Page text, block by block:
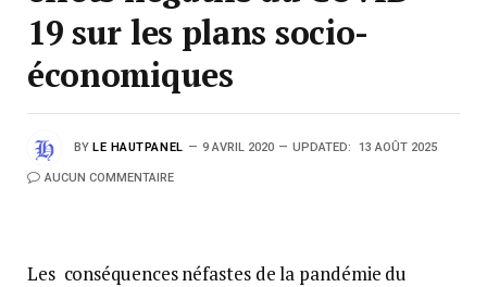
19 sur les plans socio-
économiques
BY LE HAUTPANEL 9 AVRIL 2020 UPDATED: 13 AOÛT 2025
AUCUN COMMENTAIRE
Les conséquences néfastes de la pandémie du